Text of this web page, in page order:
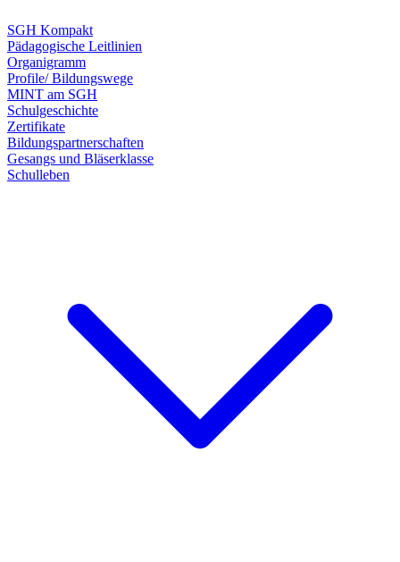
SGH Kompakt
Pädagogische Leitlinien
Organigramm
Profile/ Bildungswege
MINT am SGH
Schulgeschichte
Zertifikate
Bildungspartnerschaften
Gesangs und Bläserklasse
Schulleben